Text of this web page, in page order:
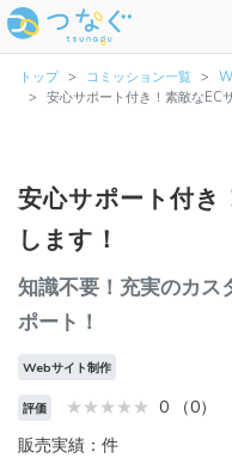
トップ コミッション一覧
安心サポート付き！素敵なEC
安心サポート付き
します！
知識不要！充実のカス
ポート！
Webサイト制作
評価
0 （0）
販売実績：件